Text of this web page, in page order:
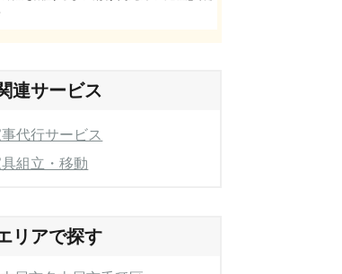
連サービス
代行サービス
組立・移動
リアで探す